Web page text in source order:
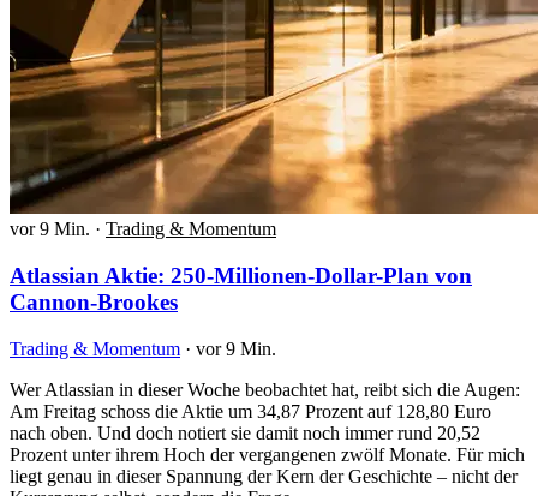
vor 9 Min. · Trading & Momentum
Atlassian Aktie: 250-Millionen-Dollar-Plan von
Cannon-Brookes
Trading & Momentum · vor 9 Min.
Wer Atlassian in dieser Woche beobachtet hat, reibt sich die Augen:
Am Freitag schoss die Aktie um 34,87 Prozent auf 128,80 Euro
nach oben. Und doch notiert sie damit noch immer rund 20,52
Prozent unter ihrem Hoch der vergangenen zwölf Monate. Für mich
liegt genau in dieser Spannung der Kern der Geschichte – nicht der